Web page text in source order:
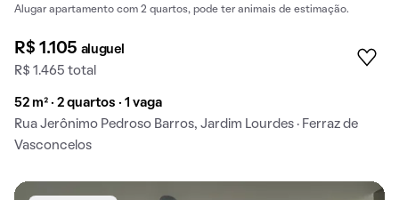
Alugar apartamento com 2 quartos, pode ter animais de estimação.
R$ 1.105 aluguel
R$ 1.465 total
52 m² · 2 quartos · 1 vaga
Rua Jerônimo Pedroso Barros, Jardim Lourdes · Ferraz de
Vasconcelos